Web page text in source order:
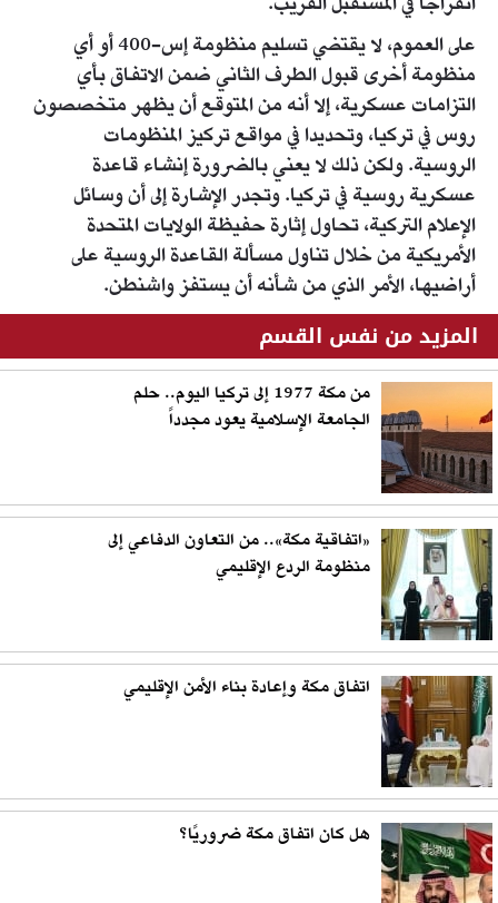
على العموم، لا يقتضي تسليم منظومة إس-400 أو أي
منظومة أخرى قبول الطرف الثاني ضمن الاتفاق بأي
التزامات عسكرية، إلا أنه من المتوقع أن يظهر متخصصون
روس في تركيا، وتحديدا في مواقع تركيز المنظومات
الروسية. ولكن ذلك لا يعني بالضرورة إنشاء قاعدة
عسكرية روسية في تركيا. وتجدر الإشارة إلى أن وسائل
الإعلام التركية، تحاول إثارة حفيظة الولايات المتحدة
الأمريكية من خلال تناول مسألة القاعدة الروسية على
أراضيها، الأمر الذي من شأنه أن يستفز واشنطن.
المزيد من نفس القسم
من مكة 1977 إلى تركيا اليوم.. حلم
الجامعة الإسلامية يعود مجدداً
«اتفاقية مكة».. من التعاون الدفاعي إلى
منظومة الردع الإقليمي
اتفاق مكة وإعادة بناء الأمن الإقليمي
هل كان اتفاق مكة ضروريًا؟